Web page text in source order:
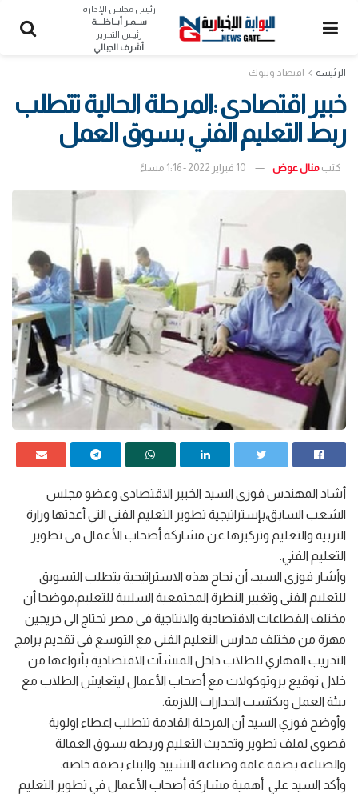
رئيس مجلس الإدارة
ســمـر أبــاظــــة
رئيس التحرير
أشرف الجبالي
الرئيسة اقتصاد وبنوك
خبير اقتصادى :المرحلة الحالية تتطلب
ربط التعليم الفني بسوق العمل
كتب منال عوض 10 فبراير 2022 - 1:16 مساءً
أشاد المهندس فوزى السيد الخبير الاقتصادى وعضو مجلس
الشعب السابق،بإستراتيجية تطوير التعليم الفني التي أعدتها وزارة
التربية والتعليم وتركيزها عن مشاركة أصحاب الأعمال فى تطوير
التعليم الفني.
وأشار فوزى السيد، أن نجاح هذه الاستراتيجية يتطلب التسويق
للتعليم الفنى وتغيير النظرة المجتمعية السلبية للتعليم،موضحا أن
مختلف القطاعات الاقتصادية والانتاجية فى مصر تحتاج الى خريجين
مهرة من مختلف مدارس التعليم الفنى مع التوسع في تقديم برامج
التدريب المهاري للطلاب داخل المنشآت الاقتصادية بأنواعها من
خلال توقيع بروتوكولات مع أصحاب الأعمال ليتعايش الطلاب مع
بيئة العمل ويكتسب الجدارات اللازمة.
وأوضح فوزي السيد أن المرحلة القادمة تتطلب اعطاء اولوية
قصوى لملف تطوير وتحديث التعليم وربطه بسوق العمالة
والصناعة بصفة عامة وصناعة التشييد والبناء بصفة خاصة.
وأكد السيد علي أهمية مشاركة أصحاب الأعمال في تطوير التعليم